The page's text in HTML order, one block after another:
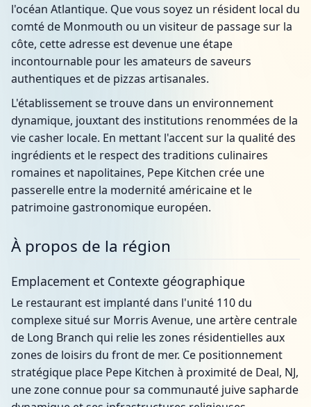
l'océan Atlantique. Que vous soyez un résident local du
comté de Monmouth ou un visiteur de passage sur la
côte, cette adresse est devenue une étape
incontournable pour les amateurs de saveurs
authentiques et de pizzas artisanales.
L'établissement se trouve dans un environnement
dynamique, jouxtant des institutions renommées de la
vie casher locale. En mettant l'accent sur la qualité des
ingrédients et le respect des traditions culinaires
romaines et napolitaines, Pepe Kitchen crée une
passerelle entre la modernité américaine et le
patrimoine gastronomique européen.
À propos de la région
Emplacement et Contexte géographique
Le restaurant est implanté dans l'unité 110 du
complexe situé sur Morris Avenue, une artère centrale
de Long Branch qui relie les zones résidentielles aux
zones de loisirs du front de mer. Ce positionnement
stratégique place Pepe Kitchen à proximité de Deal, NJ,
une zone connue pour sa communauté juive sapharde